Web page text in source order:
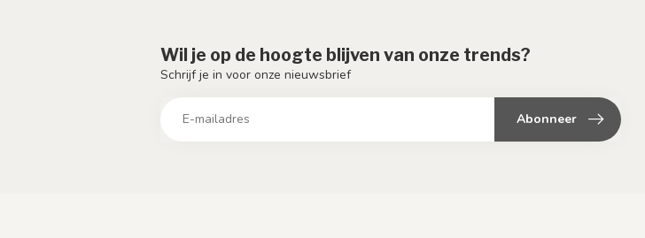
Wil je op de hoogte blijven van onze trends?
Schrijf je in voor onze nieuwsbrief
Abonneer